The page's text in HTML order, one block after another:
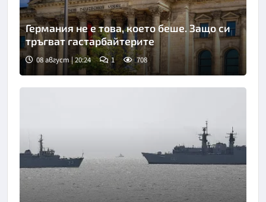
Германия не е това, което беше. Защо си
тръгват гастарбайтерите
08 август | 20:24 1 708